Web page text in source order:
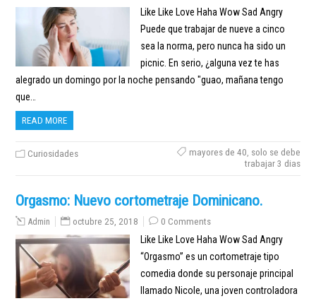
Like Like Love Haha Wow Sad Angry
Puede que trabajar de nueve a cinco
sea la norma, pero nunca ha sido un
picnic. En serio, ¿alguna vez te has
alegrado un domingo por la noche pensando "guao, mañana tengo
que…
READ MORE
Curiosidades mayores de 40, solo se debe
trabajar 3 dias
Orgasmo: Nuevo cortometraje Dominicano.
Admin octubre 25, 2018 0 Comments
Like Like Love Haha Wow Sad Angry
“Orgasmo” es un cortometraje tipo
comedia donde su personaje principal
llamado Nicole, una joven controladora